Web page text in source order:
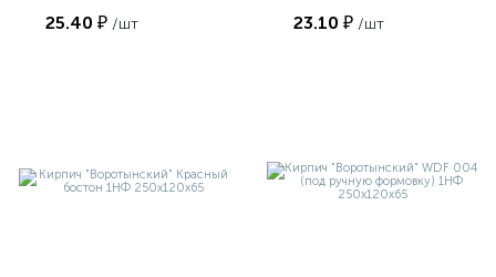
250х120х65
25.40 ₽ /шт 23.10 ₽ /шт